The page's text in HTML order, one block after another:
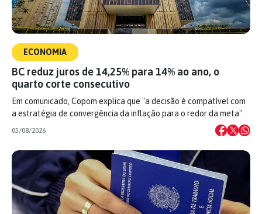
ECONOMIA
BC reduz juros de 14,25% para 14% ao ano, o
quarto corte consecutivo
Em comunicado, Copom explica que "a decisão é compatível com
a estratégia de convergência da inflação para o redor da meta"
05/08/2026